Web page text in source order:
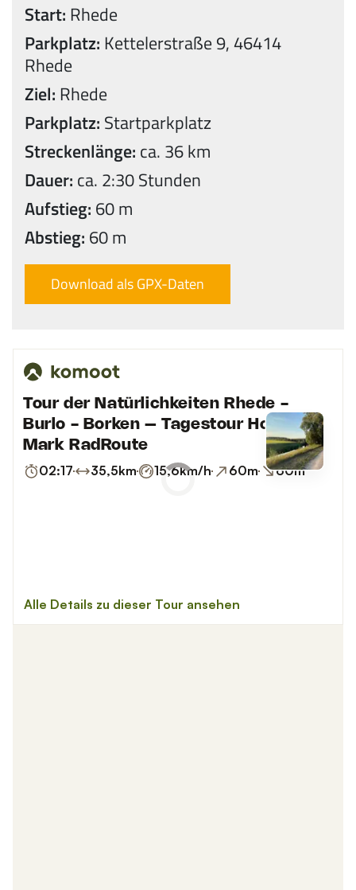
Start: Rhede
Parkplatz: Kettelerstraße 9, 46414
Rhede
Ziel: Rhede
Parkplatz: Startparkplatz
Streckenlänge: ca. 36 km
Dauer: ca. 2:30 Stunden
Aufstieg: 60 m
Abstieg: 60 m
Download als GPX-Daten